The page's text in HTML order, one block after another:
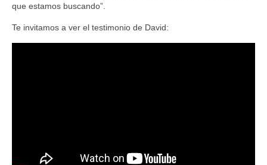
que estamos buscando”.
Te invitamos a ver el testimonio de David: